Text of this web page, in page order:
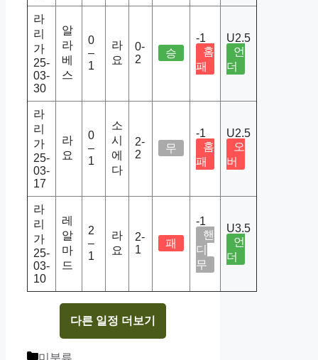
라
리
가
25-
03-
30
알
라
베
스
0
–
1
라
요
0-
2
승
-1
홈
패
U2.5
언
더
라
리
가
25-
03-
17
라
요
0
–
1
소
시
에
다
2-
2
무
-1
홈
패
U2.5
오
버
라
리
가
25-
03-
10
레
알
마
드
2
–
1
라
요
2-
1
패
-1
핸
디
무
U3.5
언
더
다른 일정 더보기
Categories
미분류